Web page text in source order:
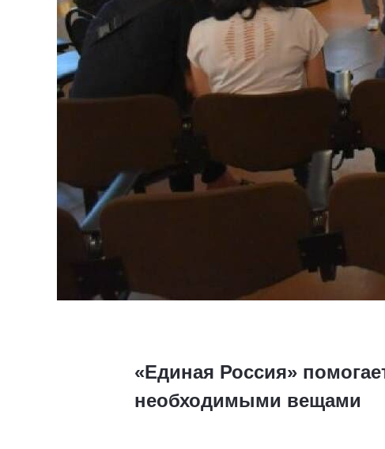
«Единая Россия»
необходимыми вещами